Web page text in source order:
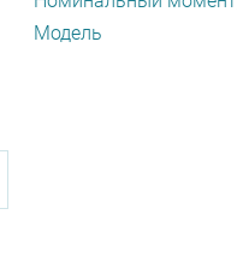
Модель